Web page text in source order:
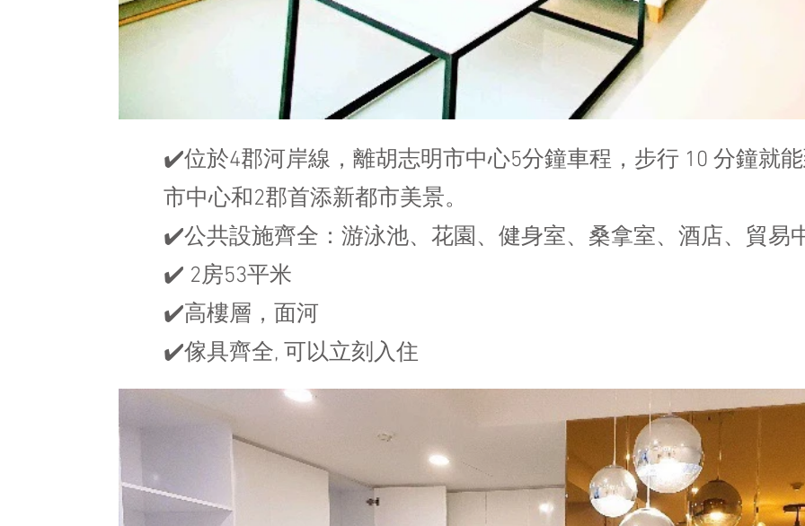
✔️位於4郡河岸線，離胡志明市中心5分鐘車程，步行 10 分鐘就
市中心和2郡首添新都市美景。
✔️公共設施齊全：游泳池、花園、健身室、桑拿室、酒店、貿易
✔️ 2房53平米
✔️高樓層，面河
✔️傢具齊全, 可以立刻入住